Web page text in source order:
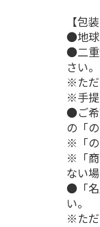
【包
●地球
●二重
さい。
※ただ
※手提
●ご希
の「
※「の
※「商
ない
●「名
い。
※ただ